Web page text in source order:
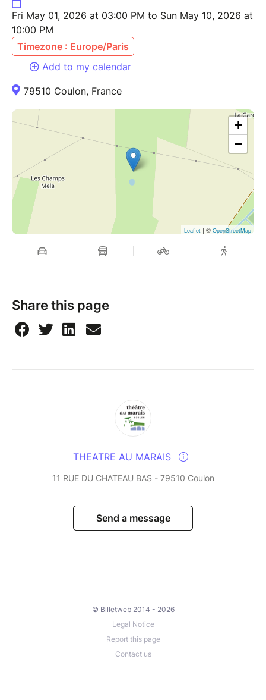
Fri May 01, 2026 at 03:00 PM to Sun May 10, 2026 at
10:00 PM
Timezone : Europe/Paris
Add to my calendar
79510 Coulon, France
+
−
Leaflet | © OpenStreetMap
Share this page
THEATRE AU MARAIS
11 RUE DU CHATEAU BAS - 79510 Coulon
Send a message
© Billetweb 2014 - 2026
Legal Notice
Report this page
Contact us